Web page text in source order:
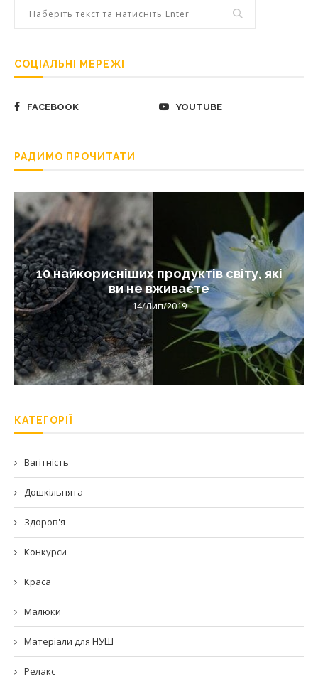
СОЦІАЛЬНІ МЕРЕЖІ
FACEBOOK YOUTUBE
РАДИМО ПРОЧИТАТИ
10 найкорисніших продуктів світу, які
ви не вживаєте
14/Лип/2019
КАТЕГОРІЇ
Вагітність
Дошкільнята
Здоров'я
Конкурси
Краса
Малюки
Матеріали для НУШ
Релакс